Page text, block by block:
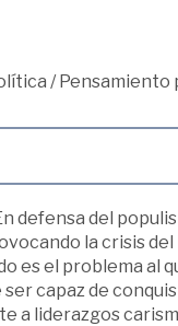
/
defensa del
la crisis
es el problema al
capaz de
a liderazgos